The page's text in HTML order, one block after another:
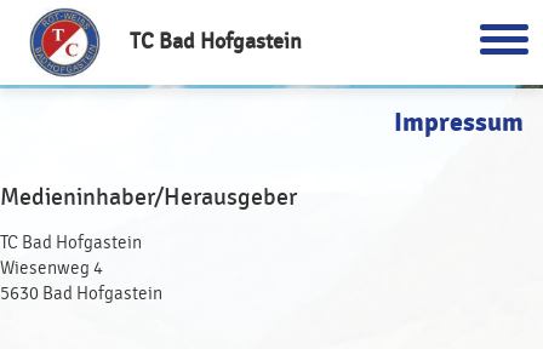
TC Bad Hofgastein
Impressum
Medieninhaber/Herausgeber
TC Bad Hofgastein
Wiesenweg 4
5630 Bad Hofgastein